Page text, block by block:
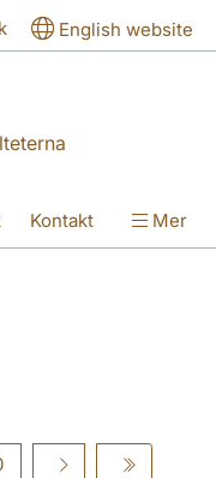
English website
Kontakt Mer